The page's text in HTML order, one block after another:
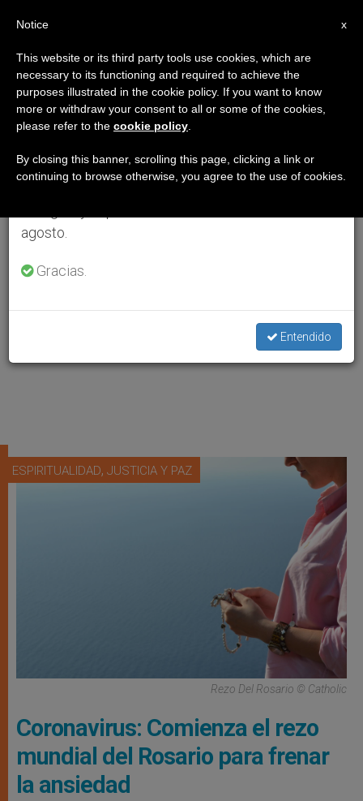
ESPIRITUALIDAD, JUSTICIA Y PAZ
Rezo Del Rosario © Catholic
Coronavirus: Comienza el rezo
mundial del Rosario para frenar
la ansiedad
×
Aviso importante
Del 27 de julio al 7 de agosto haremos la pausa
anual, aprovechando que en el periodo de verano
se generan menos informaciones y también el
agosto.
Gracias.
Entendido
x
Notice
This website or its third party tools use cookies, which are
necessary to its functioning and required to achieve the
purposes illustrated in the cookie policy. If you want to know
more or withdraw your consent to all or some of the cookies,
please refer to the cookie policy
By closing this banner, scrolling this page, clicking a link or
continuing to browse otherwise, you agree to the use of cookies.